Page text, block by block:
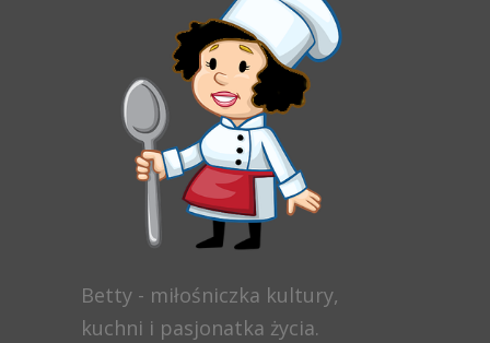
Betty - miłośniczka kultury,
kuchni i pasjonatka życia.